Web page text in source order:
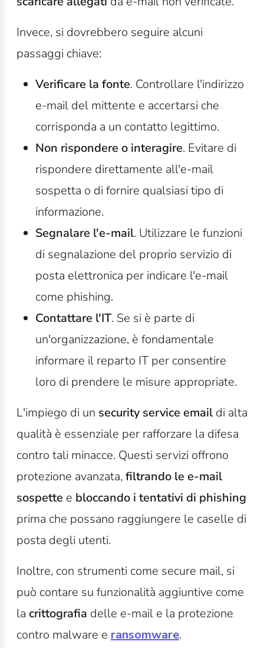
Invece, si dovrebbero seguire alcuni
passaggi chiave:
Verificare la fonte. Controllare l'indirizzo
e-mail del mittente e accertarsi che
corrisponda a un contatto legittimo.
Non rispondere o interagire. Evitare di
rispondere direttamente all'e-mail
sospetta o di fornire qualsiasi tipo di
informazione.
Segnalare l'e-mail. Utilizzare le funzioni
di segnalazione del proprio servizio di
posta elettronica per indicare l'e-mail
come phishing.
Contattare l'IT. Se si è parte di
un'organizzazione, è fondamentale
informare il reparto IT per consentire
loro di prendere le misure appropriate.
L'impiego di un security service email di alta
qualità è essenziale per rafforzare la difesa
contro tali minacce. Questi servizi offrono
protezione avanzata, filtrando le e-mail
sospette e bloccando i tentativi di phishing
prima che possano raggiungere le caselle di
posta degli utenti.
Inoltre, con strumenti come secure mail, si
può contare su funzionalità aggiuntive come
la crittografia delle e-mail e la protezione
contro malware e ransomware.